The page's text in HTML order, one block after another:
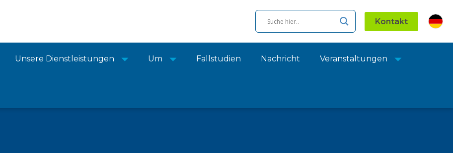
Kontakt
Unsere Dienstleistungen Um Fallstudien Nachricht Veranstaltungen